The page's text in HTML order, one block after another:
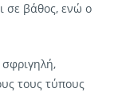
σε βάθος, ενώ ο
τους τύπους